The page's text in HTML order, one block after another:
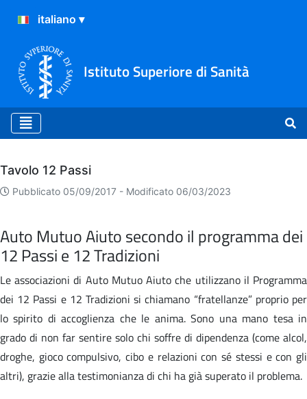
Istituto Superiore di Sanità
Archivio
Tavolo 12 Passi
Pubblicato 05/09/2017 - Modificato 06/03/2023
Auto Mutuo Aiuto secondo il programma dei
12 Passi e 12 Tradizioni
Le associazioni di Auto Mutuo Aiuto che utilizzano il Programma
dei 12 Passi e 12 Tradizioni si chiamano “fratellanze” proprio per
lo spirito di accoglienza che le anima. Sono una mano tesa in
grado di non far sentire solo chi soffre di dipendenza (come alcol,
droghe, gioco compulsivo, cibo e relazioni con sé stessi e con gli
altri), grazie alla testimonianza di chi ha già superato il problema.